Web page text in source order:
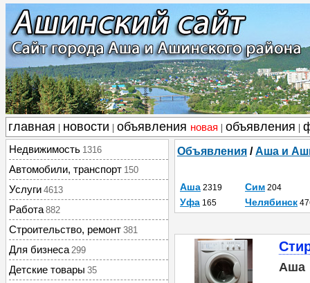
главная новости объявления новая объявления
Недвижимость 1316
Автомобили, транспорт 150
Услуги 4613
Работа 882
Строительство, ремонт 381
Для бизнеса 299
Детские товары 35
Объявления /Аша и
Аша 2319 Сим 204
Уфа 165 Челябинск
Аша